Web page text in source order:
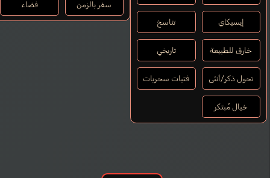
إيسيكاي تناسخ
خارق للطبيعة تاريخي
تحول ذكر/أنثى فتيات سحريات
خيال مُبتكر
سفر بالزمن فضاء